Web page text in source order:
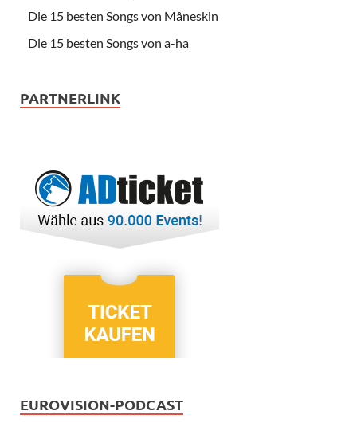
Die 15 besten Songs von Måneskin
Die 15 besten Songs von a-ha
PARTNERLINK
EUROVISION-PODCAST